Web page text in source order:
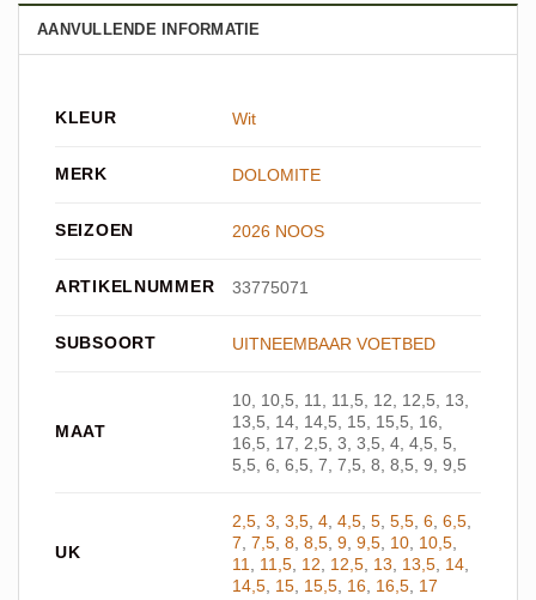
AANVULLENDE INFORMATIE
KLEUR Wit
MERK DOLOMITE
SEIZOEN 2026 NOOS
ARTIKELNUMMER 33775071
SUBSOORT UITNEEMBAAR VOETBED
MAAT
10, 10,5, 11, 11,5, 12, 12,5, 13,
13,5, 14, 14,5, 15, 15,5, 16,
16,5, 17, 2,5, 3, 3,5, 4, 4,5, 5,
5,5, 6, 6,5, 7, 7,5, 8, 8,5, 9, 9,5
UK
2,5,3,3,5,4,4,5,5,5,5,6,6,5,
7,7,5,8,8,5,9,9,5, 10, 10,5,
11, 11,5, 12, 12,5, 13, 13,5, 14,
14,5, 15, 15,5, 16, 16,5, 17